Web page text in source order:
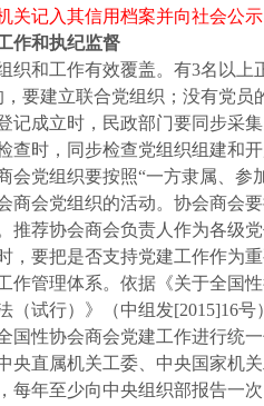
关记入其信用档案并向社会公
和执纪监督
和工作有效覆盖。有3名以上
要建立联合党组织；没有党
记成立时，民政部门要同步采
查时，同步检查党组织组建和
会党组织要按照“一方隶属、
商会党组织的活动。协会商会
推荐协会商会负责人作为各级
，要把是否支持党建工作作为
管理体系。依据《关于全国性
（试行）》（中组发[2015]16
国性协会商会党建工作进行统
央直属机关工委、中央国家机
每年至少向中央组织部报告一